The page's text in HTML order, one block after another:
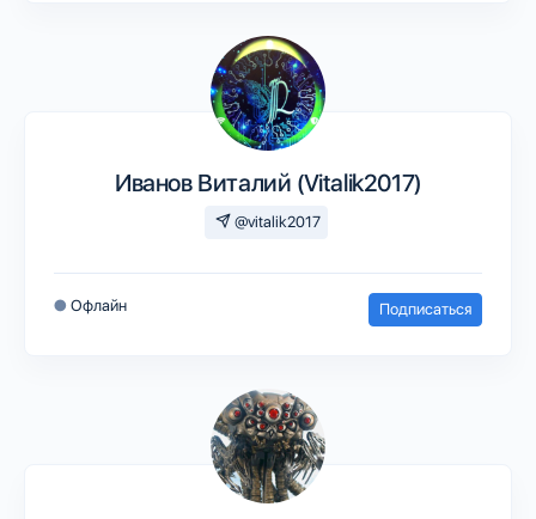
Иванов Виталий (Vitalik2017)
@vitalik2017
● Офлайн Подписаться